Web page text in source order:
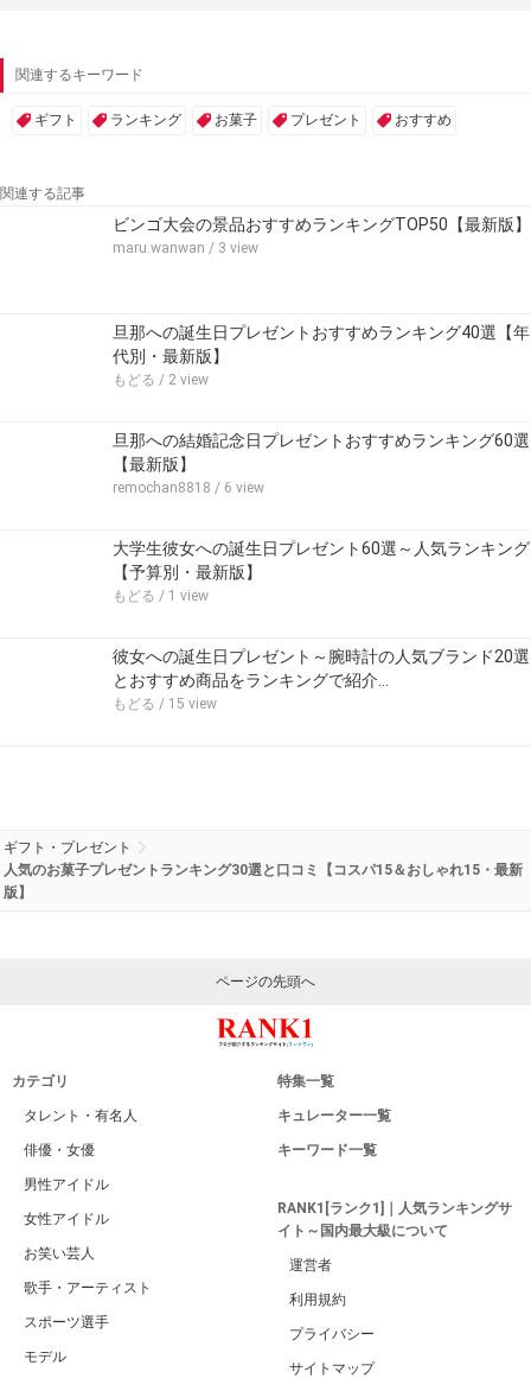
関連するキーワード
ギフト ランキング お菓子 プレゼント おすすめ
関連する記事
ビンゴ大会の景品おすすめランキングTOP50【最新版】
maru.wanwan / 3 view
旦那への誕生日プレゼントおすすめランキング40選【年
代別・最新版】
もどる / 2 view
旦那への結婚記念日プレゼントおすすめランキング60選
【最新版】
remochan8818 / 6 view
大学生彼女への誕生日プレゼント60選～人気ランキング
【予算別・最新版】
もどる / 1 view
彼女への誕生日プレゼント～腕時計の人気ブランド20選
とおすすめ商品をランキングで紹介…
もどる / 15 view
ギフト・プレゼント
人気のお菓子プレゼントランキング30選と口コミ【コスパ15＆おしゃれ15・最新
版】
ページの先頭へ
カテゴリ
タレント・有名人
俳優・女優
男性アイドル
女性アイドル
お笑い芸人
歌手・アーティスト
スポーツ選手
モデル
特集一覧
キュレーター一覧
キーワード一覧
RANK1[ランク1]｜人気ランキングサ
イト～国内最大級について
運営者
利用規約
プライバシー
サイトマップ